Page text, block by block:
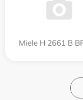
Miele H 2661 B